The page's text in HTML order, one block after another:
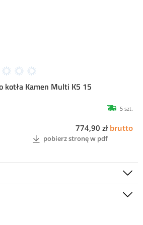
kotła Kamen Multi K5 15
5 szt.
774,90 zł brutto
pobierz stronę w pdf